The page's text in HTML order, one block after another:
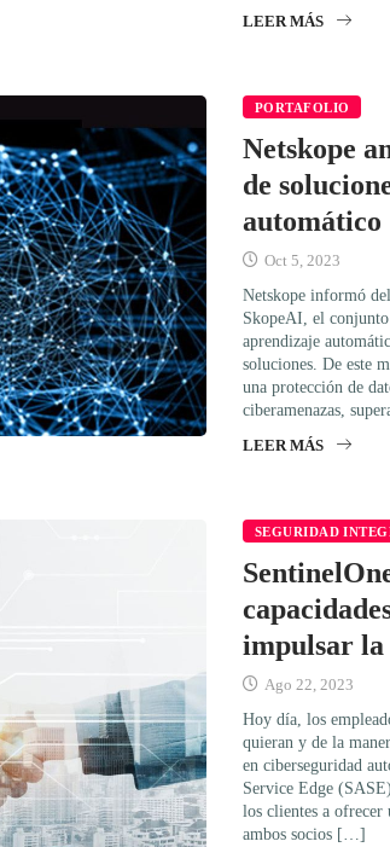
LEER MÁS
PORTAFOLIO
Netskope
de
automático
Oct 5, 2023
Netskope informó
SkopeAI, el
aprendizaje
soluciones. De este
una protección de
ciberamenazas,
LEER MÁS
SEGURIDAD
impulsar la
Ago 22, 2023
Hoy día, los
quieran y de la
en ciberseguridad
Service Edge
los clientes a ofrecer
ambos socios […]